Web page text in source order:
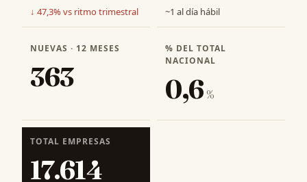
↓ 47,3% vs ritmo trimestral ~1 al día hábil
NUEVAS · 12 MESES
363
% DEL TOTAL
NACIONAL
0,6 %
TOTAL EMPRESAS
17.614